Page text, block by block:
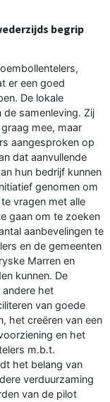
begrip
er een goed
De lokale
de samenleving. Zij
mee, maar
aangesproken op
dat aanvullende
hun bedrijf kunnen
genomen om
vragen met alle
gaan om te zoeken
aanbevelingen te
en de gemeenten
Marren en
kunnen. De
andere het
van goede
het creëren van een
en het
m.b.t.
het belang van
verduurzaming
van de pilot